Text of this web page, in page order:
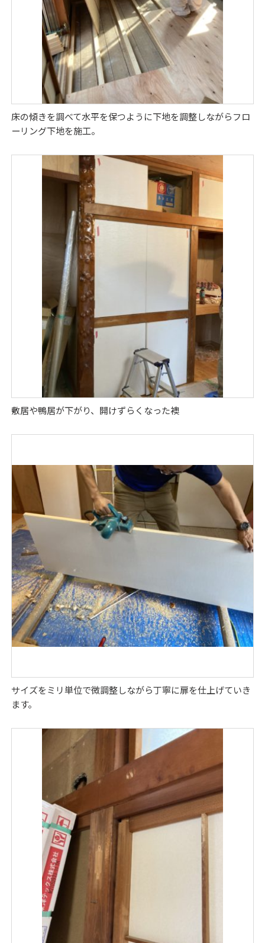
床の傾きを調べて水平を保つように下地を調整しながらフロ
ーリング下地を施工。
敷居や鴨居が下がり、開けずらくなった襖
サイズをミリ単位で微調整しながら丁寧に扉を仕上げていき
ます。